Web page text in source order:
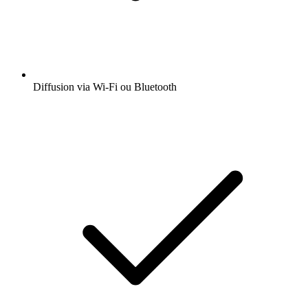
Diffusion via Wi-Fi ou Bluetooth